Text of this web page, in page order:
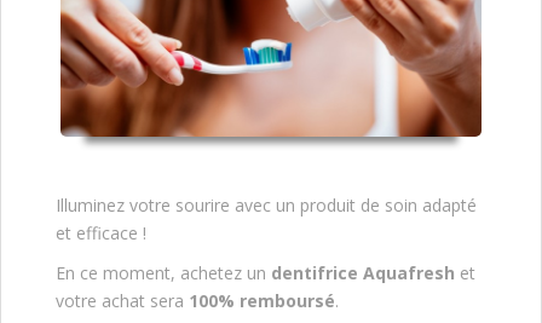
Illuminez votre sourire avec un produit de soin adapté
et efficace !
En ce moment, achetez un dentifrice Aquafresh et
votre achat sera 100% remboursé.